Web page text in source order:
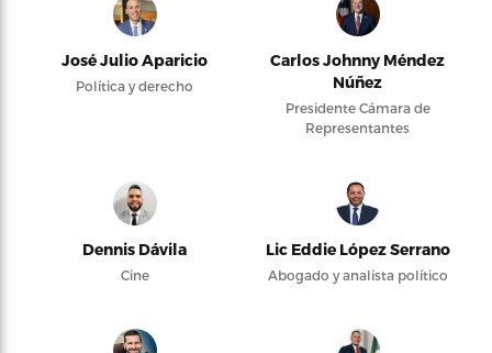
José Julio Aparicio
Política y derecho
Carlos Johnny Méndez
Núñez
Presidente Cámara de
Representantes
Dennis Dávila
Cine
Lic Eddie López Serrano
Abogado y analista político